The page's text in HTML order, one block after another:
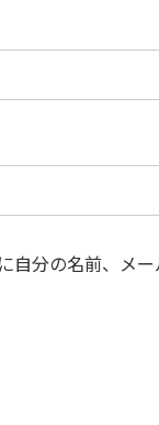
分の名前、メー